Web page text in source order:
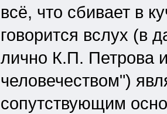
всё, что сбивает в
говорится вслух (в
лично К.П. Петрова
человечеством")
сопутствующим